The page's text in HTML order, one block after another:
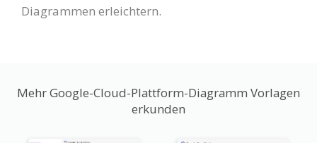
Diagrammen erleichtern.
Mehr Google-Cloud-Plattform-Diagramm Vorlagen
erkunden